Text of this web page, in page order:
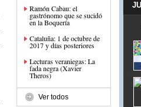
Ramón Cabau: el
gastrónomo que se sucidó
en la Boquería
Cataluña: 1 de octubre de
2017 y días posteriores
Lecturas veraniegas: La
fada negra (Xavier
Theros)
Ver todos